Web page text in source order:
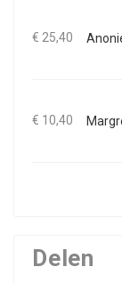
€ 25,40
€ 10,40
Delen